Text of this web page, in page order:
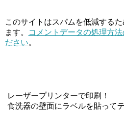
このサイトはスパムを低減する
ます。
コメントデータの処理方
ださい。
レーザープリンターで印刷！
食洗器の壁面にラベルを貼って